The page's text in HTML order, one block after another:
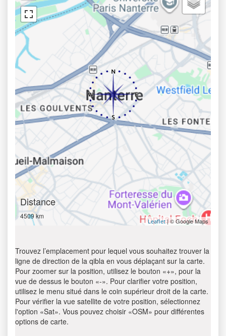
Distance
4509 km
Leaflet| © Google Maps
Trouvez l’emplacement pour lequel vous souhaitez trouver la
ligne de direction de la qibla en vous déplaçant sur la carte.
Pour zoomer sur la position, utilisez le bouton «+», pour la
vue de dessus le bouton «-». Pour clarifier votre position,
utilisez le menu situé dans le coin supérieur droit de la carte.
Pour vérifier la vue satellite de votre position, sélectionnez
l'option «Sat». Vous pouvez choisir «OSM» pour différentes
options de carte.